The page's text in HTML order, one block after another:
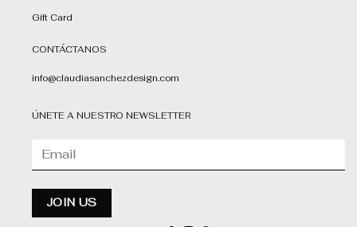
Gift Card
CONTÁCTANOS
info@claudiasanchezdesign.com
ÚNETE A NUESTRO NEWSLETTER